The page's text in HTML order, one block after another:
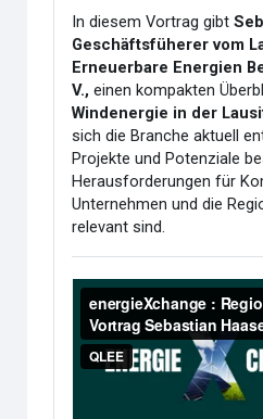
In diesem Vortrag gibt
Geschäftsfüherer vom
Erneuerbare Energien
V.,einen kompakten
Windenergie in der
sich die Branche aktuell
Projekte und Potenziale
Herausforderungen für
Unternehmen und die
relevant sind.